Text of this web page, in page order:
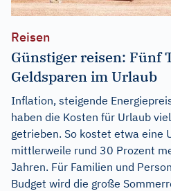
Reisen
Günstiger reisen: Fünf
Geldsparen im Urlaub
Inflation, steigende
haben die Kosten für Urlaub
getrieben. So kostet etwa eine
mittlerweile rund 30 Prozent
Jahren. Für Familien und
Budget wird die große